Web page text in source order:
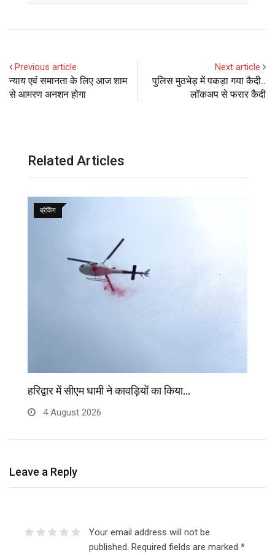
Previous article
न्याय एवं समानता के लिए आज शाम
से आमरण अनशन होगा
Next article
पुलिस मुठभेड़ में पकड़ा गया कैदी..
लॉकअप से फरार कैदी
Related Articles
ब्रेकिंग
हरिद्वार में सीएम धामी ने कावड़ियों का किया…
4 August 2026
Leave a Reply
Your email address will not be
published. Required fields are marked *